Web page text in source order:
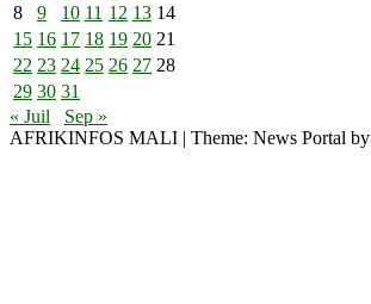
8
9 10 11 12 13 14
15 16 17 18 19 20 21
22 23 24 25 26 27 28
29 30 31
« Juil
Sep »
AFRIKINFOS MALI | Theme: News Portal by